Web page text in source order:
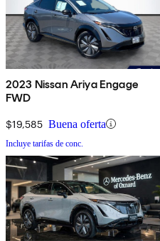
2023 Nissan Ariya Engage
FWD
$19,585 Buena oferta
Incluye tarifas de conc.